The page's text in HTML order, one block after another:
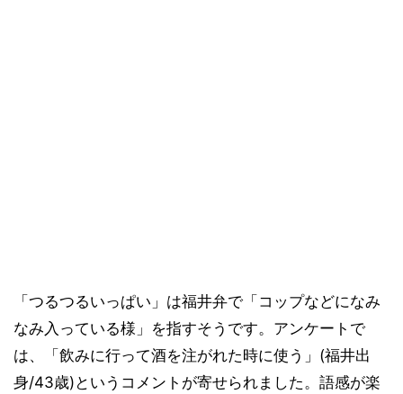
「つるつるいっぱい」は福井弁で「コップなどになみ
なみ入っている様」を指すそうです。アンケートで
は、「飲みに行って酒を注がれた時に使う」(福井出
身/43歳)というコメントが寄せられました。語感が楽